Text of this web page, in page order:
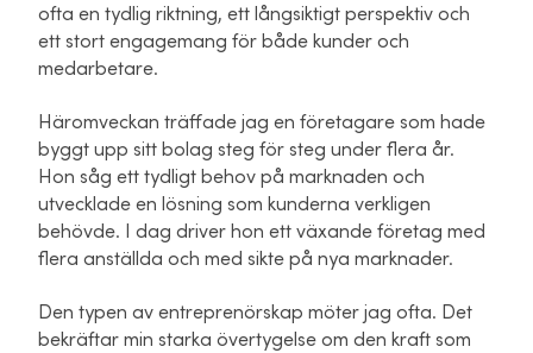
ofta en tydlig riktning, ett långsiktigt perspektiv och
ett stort engagemang för både kunder och
medarbetare.
Häromveckan träffade jag en företagare som hade
byggt upp sitt bolag steg för steg under flera år.
Hon såg ett tydligt behov på marknaden och
utvecklade en lösning som kunderna verkligen
behövde. I dag driver hon ett växande företag med
flera anställda och med sikte på nya marknader.
Den typen av entreprenörskap möter jag ofta. Det
bekräftar min starka övertygelse om den kraft som